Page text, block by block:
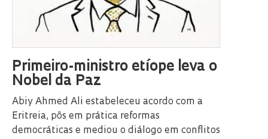
Primeiro-ministro etíope leva o
Nobel da Paz
Abiy Ahmed Ali estabeleceu acordo com a
Eritreia, pôs em prática reformas
democráticas e mediou o diálogo em conflitos